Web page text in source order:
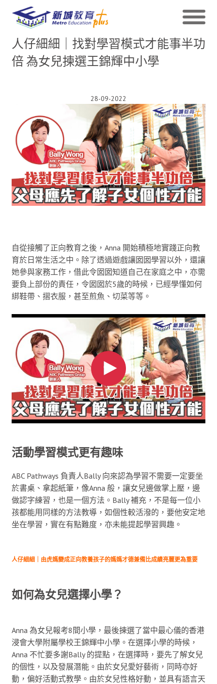
人仔細細｜找對學習模式才能事半功
倍 為女兒揀選王錦輝中小學
28-09-2022
自從接觸了正向教育之後，Anna 開始積極地實踐正向教
育於日常生活之中。除了透過遊戲讓囡囡學習以外，還讓
她參與家務工作，借此令囡囡知道自己在家庭之中，亦需
要負上部份的責任，令囡囡於5歲的時候，已經學懂如何
綁鞋帶、摺衣服，甚至煎魚、切菜等等。
活動學習模式更有趣味
ABC Pathways 負責人Bally 向來認為學習不需要一定要坐
於書桌、拿起紙筆，像Anna 般，讓女兒邊做掌上壓，邊
做認字練習，也是一個方法。Bally 補充，不是每一位小
孩都能用同樣的方法教導，如個性較活潑的，要他安定地
坐在學習，實在有點難度，亦未能提起學習興趣。
人仔細細｜由虎媽變成正向教養孩子的媽媽才德兼備比成績亮麗更為重要
如何為女兒選擇小學？
Anna 為女兒報考8間小學，最後揀選了當中最心儀的香港
浸會大學附屬學校王錦輝中小學。在選擇小學的時候，
Anna 不忙要多謝Bally 的提點，在選擇時，要先了解女兒
的個性，以及發展潛能。由於女兒愛好藝術，同時亦好
動，偏好活動式教學。由於女兒性格好動，並具有語言天